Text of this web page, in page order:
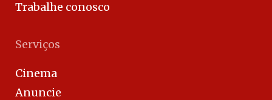
Trabalhe conosco
Serviços
Cinema
Anuncie